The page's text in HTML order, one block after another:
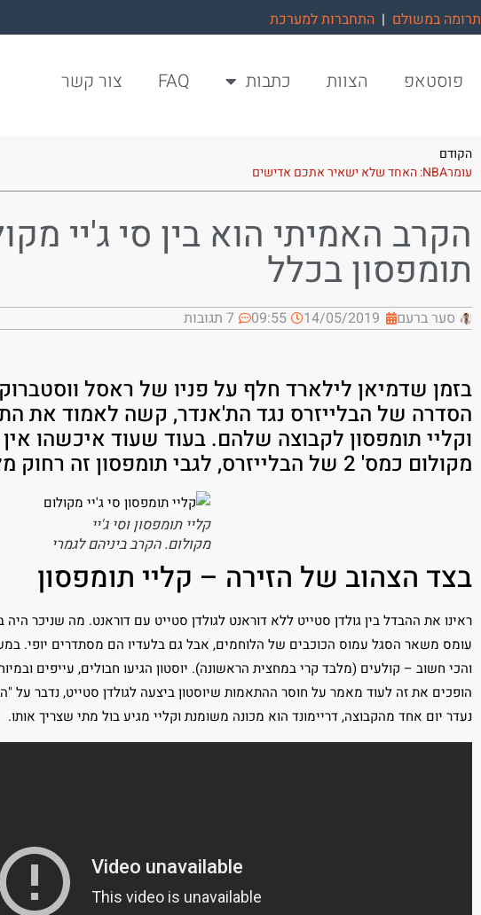
תרומה במשולם | התחברות למערכת
פוסטאפ הצוות כתבות FAQ צור קשר
הקודם
עומרNBA: האחד שלא ישאיר אתכם אדישים
הקרב האמיתי הוא בין סי ג'יי
תומפסון בכלל
סער ברעם 14/05/2019
09:55 7 תגובות
בזמן שדמיאן לילארד חלף על פניו של ראסל
הסדרה של הבלייזרס נגד הת'אנדר, קשה לאמוד את
וקליי תומפסון לקבוצה שלהם. בעוד שעוד איכשהו
מקולום כמס' 2 של הבלייזרס, לגבי תומפסון זה רחוק מלהיות נכון. דעה
קליי תומפסון וסי ג'יי
מקולום. הקרב ביניהם לגמרי
בצד הצהוב של הזירה – קליי תומפסון
ראינו את ההבדל בין גולדן סטייט ללא דוראנט לגולדן סטייט עם דוראנט. מה שניכר
עומס משאר הסגל עמוס הכוכבים של הלוחמים, אבל גם בלעדיו הם מסתדרים יופי.
והכי חשוב – קולעים (מלבד קרי במחצית הראשונה). יוסטון הגיעו חבולים, עייפים
הופכים את זה לעוד מאמר על חוסר ההתאמות שיוסטון ביצעה לגולדן סטייט, נדבר על
נעדר יום אחד מהקבוצה, דריימונד הוא מכונה משומנת וקליי מגיע בול מתי שצריך אותו.